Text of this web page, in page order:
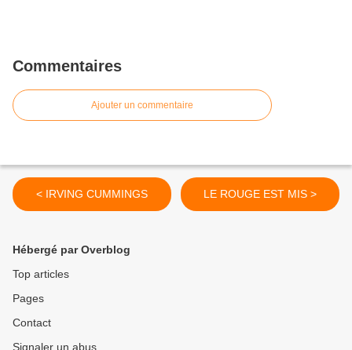
Commentaires
Ajouter un commentaire
< IRVING CUMMINGS LE ROUGE EST MIS >
Hébergé par Overblog
Top articles
Pages
Contact
Signaler un abus